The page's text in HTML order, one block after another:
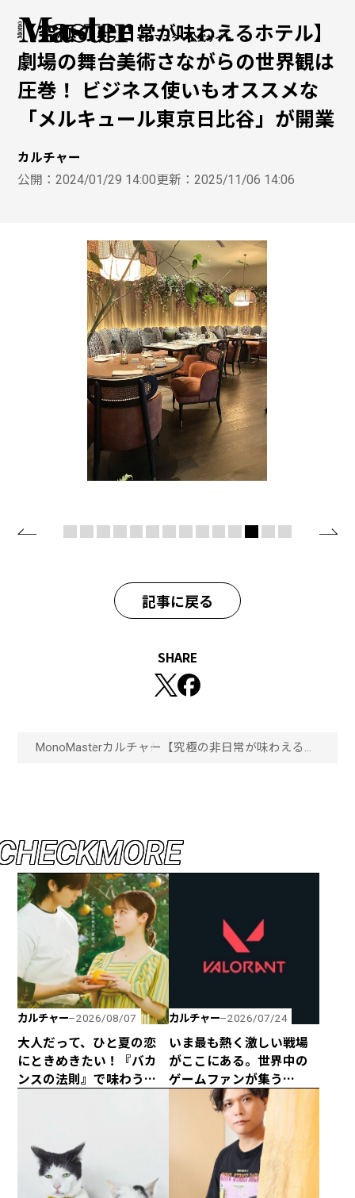
モノマスター公式サイト
【究極の非日常が味わえるホテル】
劇場の舞台美術さながらの世界観は
圧巻！ ビジネス使いもオススメな
「メルキュール東京日比谷」が開業
カルチャー
公開：2024/01/29 14:00更新：2025/11/06 14:06
記事に戻る
SHARE
MonoMasterカルチャー 【究極の非日常が味わえるホ
HECKMORE
カルチャー 2026/08/07
大人だって、ひと夏の恋
にときめきたい！『バカ
ンスの法則』で味わう夏
カルチャー 2026/07/24
いま最も熱く激しい戦場
がここにある。世界中の
ゲームファンが集う
『VALORANT』の世界に